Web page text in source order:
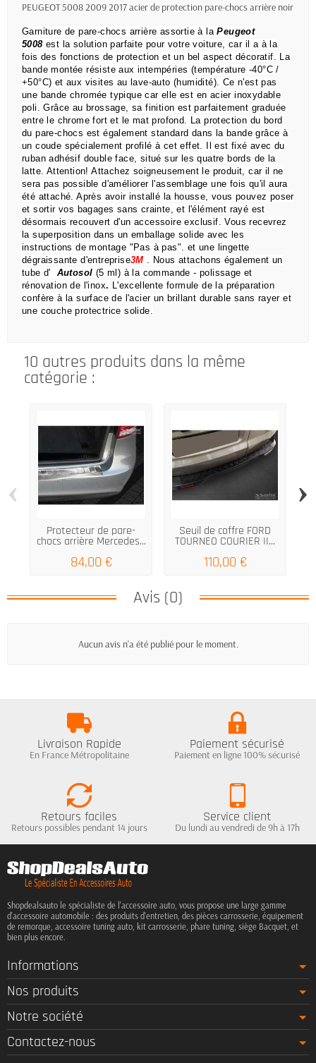
PEUGEOT 5008 2009 2017 acier de protection pare-chocs arrière noir
Garniture de pare-chocs arrière assortie à laPeugeot
5008est la solution parfaite pour votre voiture, car il a à la
fois des fonctions de protection et un bel aspect décoratif. La
bande montée résiste aux intempéries (température -40°C /
+50°C) et aux visites au lave-auto (humidité). Ce n'est pas
une bande chromée typique car elle est en acier inoxydable
poli.Grâce au brossage, sa finition est parfaitement graduée
entre le chrome fort et le mat profond. La protection du bord
du pare-chocs est également standard dans la bande grâce à
un coude spécialement profilé à cet effet.
Il est fixé avec du
ruban adhésif double face, situé sur les quatre bords de la
latte. Attention!Attachez soigneusement le produit, car il ne
sera pas possible d'améliorer l'assemblage une fois qu'il aura
été attaché.Après avoir installé la housse, vous pouvez poser
et sortir vos bagages sans crainte,et l'élément rayé est
désormais recouvert d'un accessoire exclusif.Vous recevrez
la superposition dans un emballage solide avec les
instructions de montage "Pas à pas". et une lingette
dégraissante d'entreprise3M . Nous attachons également un
tube d'
Autosol (5 ml) à la commande - polissage et
rénovation de l'inox. L'excellente formule de la préparation
confère à la surface de l'acier un brillant durable sans rayer et
une couche protectrice solide.
10 autres produits dans la même
catégorie :
Protecteur de pare-
chocs arrière Mercedes...
84,00 €
Seuil de coffre FORD
TOURNEO COURIER II...
110,00 €
‹ ›
Avis (0)
Aucun avis n'a été publié pour le moment.
Livraison Rapide
En France Métropolitaine
Paiement sécurisé
Paiement en ligne 100% sécurisé
Retours faciles
Retours possibles pendant 14 jours
Service client
Du lundi au vendredi de 9h à 17h
Shopdealsauto le spécialiste de l'accessoire auto, vous propose une large gamme
d'accessoire automobile : des produits d'entretien, des pièces carrosserie, équipement
de remorque, accessoire tuning auto, kit carrosserie, phare tuning, siège Bacquet, et
bien plus encore.
Informations
Nos produits
Notre société
Contactez-nous